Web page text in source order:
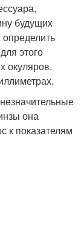
будущих
этого
окуляров.
она
к показателям